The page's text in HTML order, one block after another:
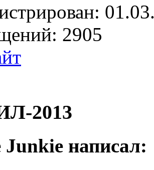
2905
2013
Junkie написал: